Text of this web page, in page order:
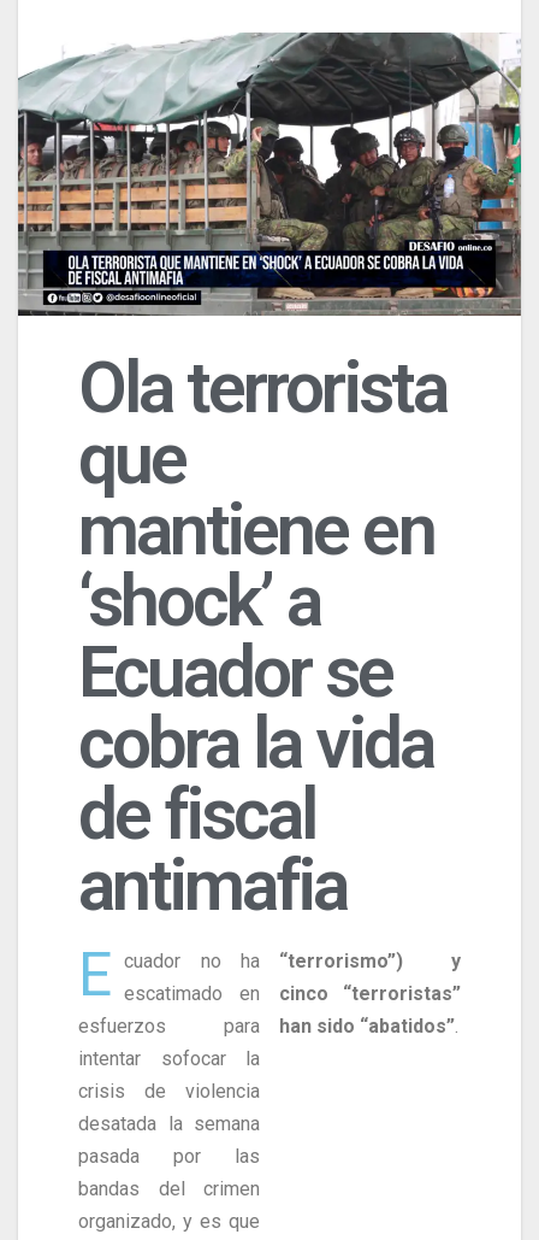
Ola terrorista
que
mantiene en
‘shock’ a
Ecuador se
cobra la vida
de fiscal
antimafia
E cuador no ha
escatimado en
esfuerzos para
intentar sofocar la
crisis de violencia
desatada la semana
pasada por las
bandas del crimen
organizado, y es que
“terrorismo”) y
cinco “terroristas”
han sido “abatidos”.